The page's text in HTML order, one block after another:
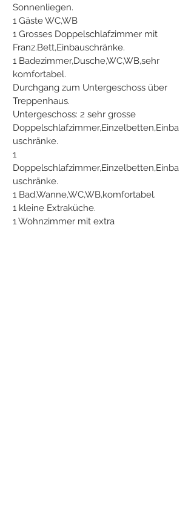
Sonnenliegen.
1 Gäste WC,WB
1 Grosses Doppelschlafzimmer mit
Franz.Bett,Einbauschränke.
1 Badezimmer,Dusche,WC,WB,sehr
komfortabel.
Durchgang zum Untergeschoss über
Treppenhaus.
Untergeschoss: 2 sehr grosse
Doppelschlafzimmer,Einzelbetten,Einba
uschränke.
1
Doppelschlafzimmer,Einzelbetten,Einba
uschränke.
1 Bad,Wanne,WC,WB,komfortabel.
1 kleine Extraküche.
1 Wohnzimmer mit extra